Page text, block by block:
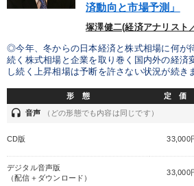
営業力強化 入門篇 大竹愼一
創業者 いい会社 資産運用 労
相続・事業承継 トレ
※「更新」を押すと「タグ・キーワード」を更新いただけま
済動向と市場予測」
塚澤健二(経済アナリスト
◎今年、冬からの日本経済と株式相場に何が
続く株式相場と企業を取り巻く国内外の経済
し続く上昇相場は予断を許さない状況が続き
形 態 定 価
headset 音声 （どの形態でも内容は同じです）
CD版 33,000
デジタル音声版
（配信＋ダウンロード）
33,000